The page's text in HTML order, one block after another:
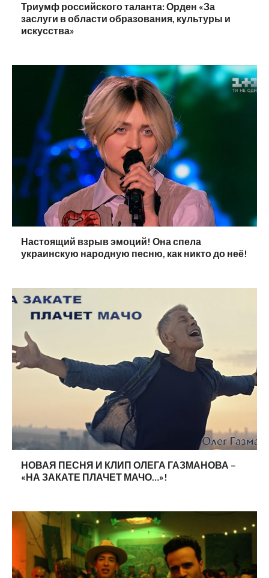
Триумф российского таланта: Орден «За
заслуги в области образования, культуры и
искусства»
Настоящий взрыв эмоций! Она спела
украинскую народную песню, как никто до неё!
НОВАЯ ПЕСНЯ И КЛИП ОЛЕГА ГАЗМАНОВА –
«НА ЗАКАТЕ ПЛАЧЕТ МАЧО…»!